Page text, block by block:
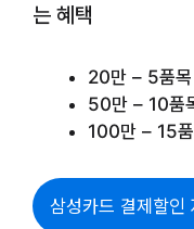
는 혜택
20만 – 5품목
50만 – 10품
100만 – 15품
삼성카드 결제할인